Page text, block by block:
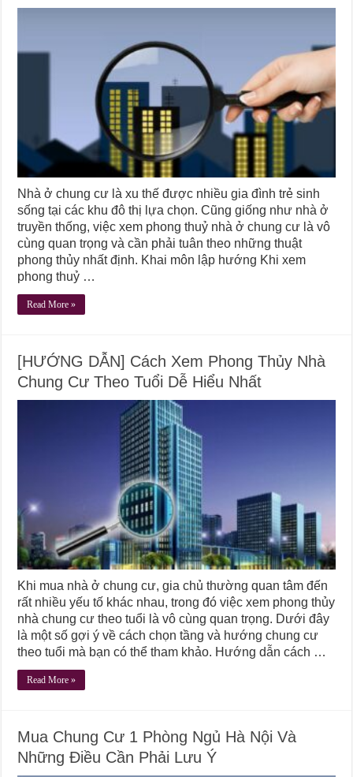
Nhà ở chung cư là xu thế được nhiều gia đình trẻ sinh
sống tại các khu đô thị lựa chọn. Cũng giống như nhà ở
truyền thống, việc xem phong thuỷ nhà ở chung cư là vô
cùng quan trọng và cần phải tuân theo những thuật
phong thủy nhất định. Khai môn lập hướng Khi xem
phong thuỷ …
Read More »
[HƯỚNG DẪN] Cách Xem Phong Thủy Nhà
Chung Cư Theo Tuổi Dễ Hiểu Nhất
Khi mua nhà ở chung cư, gia chủ thường quan tâm đến
rất nhiều yếu tố khác nhau, trong đó việc xem phong thủy
nhà chung cư theo tuổi là vô cùng quan trọng. Dưới đây
là một số gợi ý về cách chọn tầng và hướng chung cư
theo tuổi mà bạn có thể tham khảo. Hướng dẫn cách …
Read More »
Mua Chung Cư 1 Phòng Ngủ Hà Nội Và
Những Điều Cần Phải Lưu Ý